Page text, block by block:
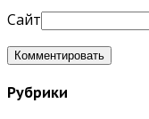
Сайт
Рубрики